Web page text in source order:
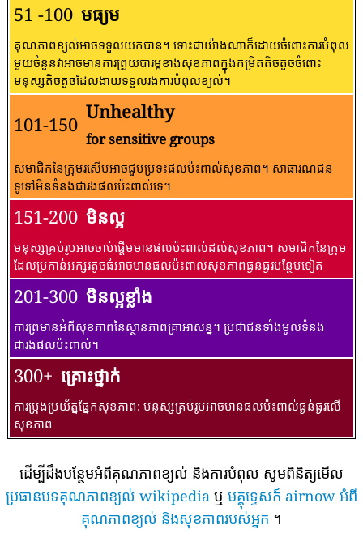
51 -100 មធ្យម
គុណភាពខ្យល់អាចទទួលយកបាន។ ទោះជាយ៉ាងណាក៏ដោយចំពោះការបំពុល
មួយចំនួនវាអាចមានការព្រួយបារម្ភខាងសុខភាពក្នុងកម្រិតតិចតួចចំពោះ
មនុស្សតិចតួចដែលងាយទទួលរងការបំពុលខ្យល់។
101-150
Unhealthy
for sensitive groups
សមាជិកនៃក្រុមរសើបអាចជួបប្រទះផលប៉ះពាល់សុខភាព។ សាធារណជន​
ទូទៅ​មិន​ទំនង​ជា​រង​ផល​ប៉ះពាល់​ទេ។
151-200 មិនល្អ
មនុស្សគ្រប់រូបអាចចាប់ផ្តើមមានផលប៉ះពាល់ដល់សុខភាព។ សមាជិកនៃក្រុម
ដែលប្រកាន់អក្សរតូចធំអាចមានផលប៉ះពាល់សុខភាពធ្ងន់ធ្ងរបន្ថែមទៀត
201-300 មិនល្អខ្លាំង
ការព្រមានអំពីសុខភាពនៃស្ថានភាពគ្រាអាសន្ន។ ប្រជាជនទាំងមូលទំនង
ជារងផលប៉ះពាល់។
300+ គ្រោះថ្នាក់
ការប្រុងប្រយ័ត្នផ្នែកសុខភាព: មនុស្សគ្រប់រូបអាចមានផលប៉ះពាល់ធ្ងន់ធ្ងរលើ
សុខភាព
ដើម្បីដឹងបន្ថែមអំពីគុណភាពខ្យល់ និងការបំពុល សូមពិនិត្យមើល
ប្រធានបទគុណភាពខ្យល់ wikipedia ឬ មគ្គុទ្ទេសក៍ airnow អំពី
គុណភាពខ្យល់ និងសុខភាពរបស់អ្នក ។